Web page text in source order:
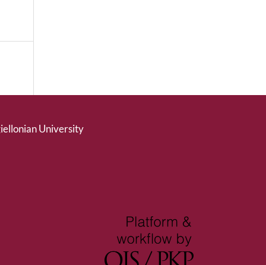
University